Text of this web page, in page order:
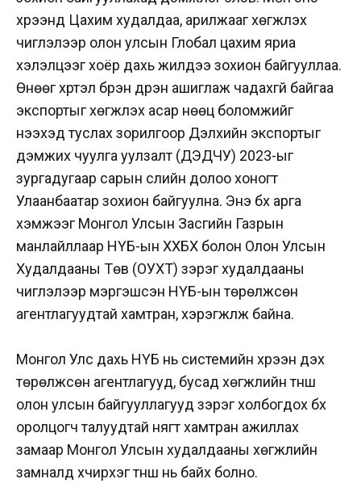
хүрээнд Цахим худалдаа, арилжааг хөгжүүлэх
чиглэлээр олон улсын Глобал цахим яриа
хэлэлцээг хоёр дахь жилдээ зохион байгууллаа.
Өнөөг хүртэл бүрэн дүүрэн ашиглаж чадахгүй байгаа
экспортыг хөгжүүлэх асар нөөц боломжийг
нээхэд туслах зорилгоор Дэлхийн экспортыг
дэмжих чуулга уулзалт (ДЭДЧУ) 2023-ыг
зургадугаар сарын сүүлийн долоо хоногт
Улаанбаатар зохион байгуулна. Энэ бүх арга
хэмжээг Монгол Улсын Засгийн Газрын
манлайллаар НҮБ-ын ХХБХ болон Олон Улсын
Худалдааны Төв (ОУХТ) зэрэг худалдааны
чиглэлээр мэргэшсэн НҮБ-ын төрөлжсөн
агентлагуудтай хамтран, хэрэгжүүлж байна.
Монгол Улс дахь НҮБ нь системийн хүрээн дэх
төрөлжсөн агентлагууд, бусад хөгжлийн түнш
олон улсын байгууллагууд зэрэг холбогдох бүх
оролцогч талуудтай нягт хамтран ажиллах
замаар Монгол Улсын худалдааны хөгжлийн
замналд хүчирхэг түнш нь байх болно.